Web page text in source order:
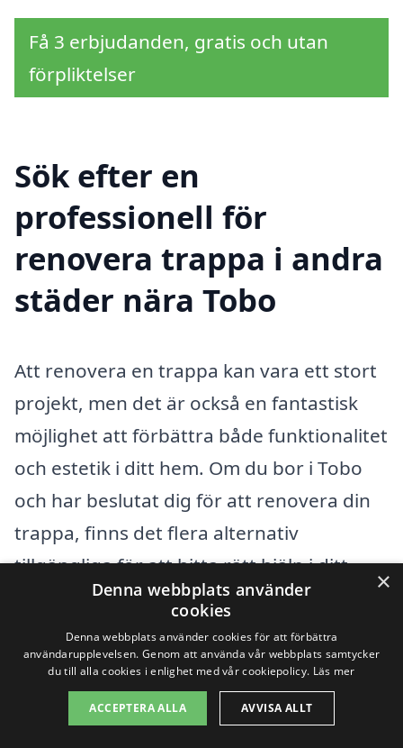
Få 3 erbjudanden, gratis och utan
förpliktelser
Sök efter en
professionell för
renovera trappa i andra
städer nära Tobo
Att renovera en trappa kan vara ett stort
projekt, men det är också en fantastisk
möjlighet att förbättra både funktionalitet
och estetik i ditt hem. Om du bor i Tobo
och har beslutat dig för att renovera din
trappa, finns det flera alternativ
tillgängliga för att hitta rätt hjälp i ditt
närområde. Med hjälp av rätt företag kan
du säkerställa att din renovering blir både
stadig och vacker.
Det finns många professionella
×
Denna webbplats använder
cookies
Denna webbplats använder cookies för att förbättra
användarupplevelsen. Genom att använda vår webbplats samtycker
du till alla cookies i enlighet med vår cookiepolicy. Läs mer
ACCEPTERA ALLA AVVISA ALLT